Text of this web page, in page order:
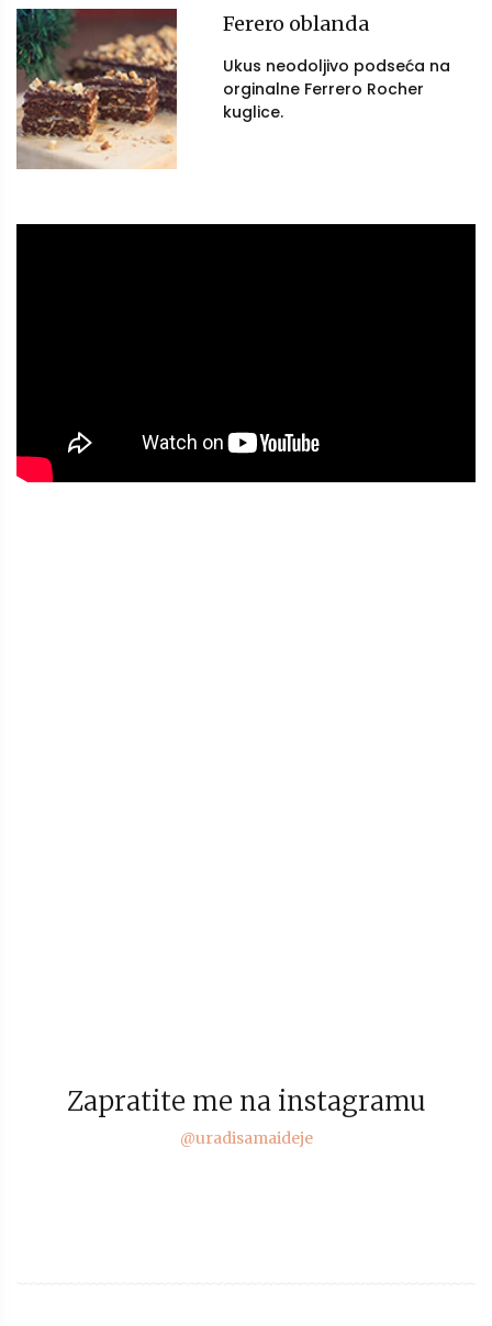
Ferero oblanda
Ukus neodoljivo podseća na
orginalne Ferrero Rocher
kuglice.
Zapratite me na instagramu
@uradisamaideje